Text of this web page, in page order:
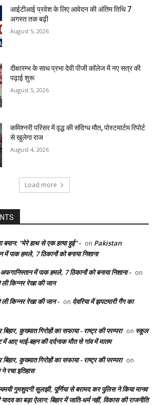
आईटीआई प्रवेश के लिए आवेदन की अंतिम तिथि 7
अगस्त तक बढ़ी
August 5, 2026
दीक्षारम्भ के साथ प्रभा देवी पीजी कॉलेज में नए सत्र की
पढ़ाई शुरू
August 5, 2026
कमिश्नरी परिसर में वृद्ध की संदिग्ध मौत, पोस्टमार्टम रिपोर्ट
से खुलेगा राज
August 4, 2026
Load more
“मेरे हाथ से एक हत्या हुई” - on Pakistan
हमले, 7 ठिकानों को बनाया निशाना
में पाक हमले, 7 ठिकानों को बनाया निशाना - on
किन्नर रेखा की जान
किन्नर रेखा की जान - on देवरिया में झपटमारी गैंग का
कुख्यात गिरोहों का सफाया - राष्ट्र की परम्परा on स्कूल
आए भाई-बहन की दर्दनाक मौत से गांव में मातम
कुख्यात गिरोहों का सफाया - राष्ट्र की परम्परा on
ने रचा इतिहास
गुमशुदगी सुलझी, पूर्णिया से बरामद कर पुलिस ने किया मानव
का बड़ा ऐलान: बिहार में जाति-धर्म नहीं, विकास की राजनीति